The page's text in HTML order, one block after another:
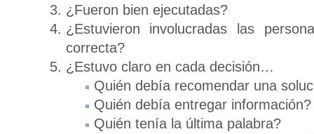
¿Fueron bien ejecutadas?
¿Estuvieron involucradas las
correcta?
¿Estuvo claro en cada decisión…
Quién debía recomendar una
Quién debía entregar información?
Quién tenía la última palabra?